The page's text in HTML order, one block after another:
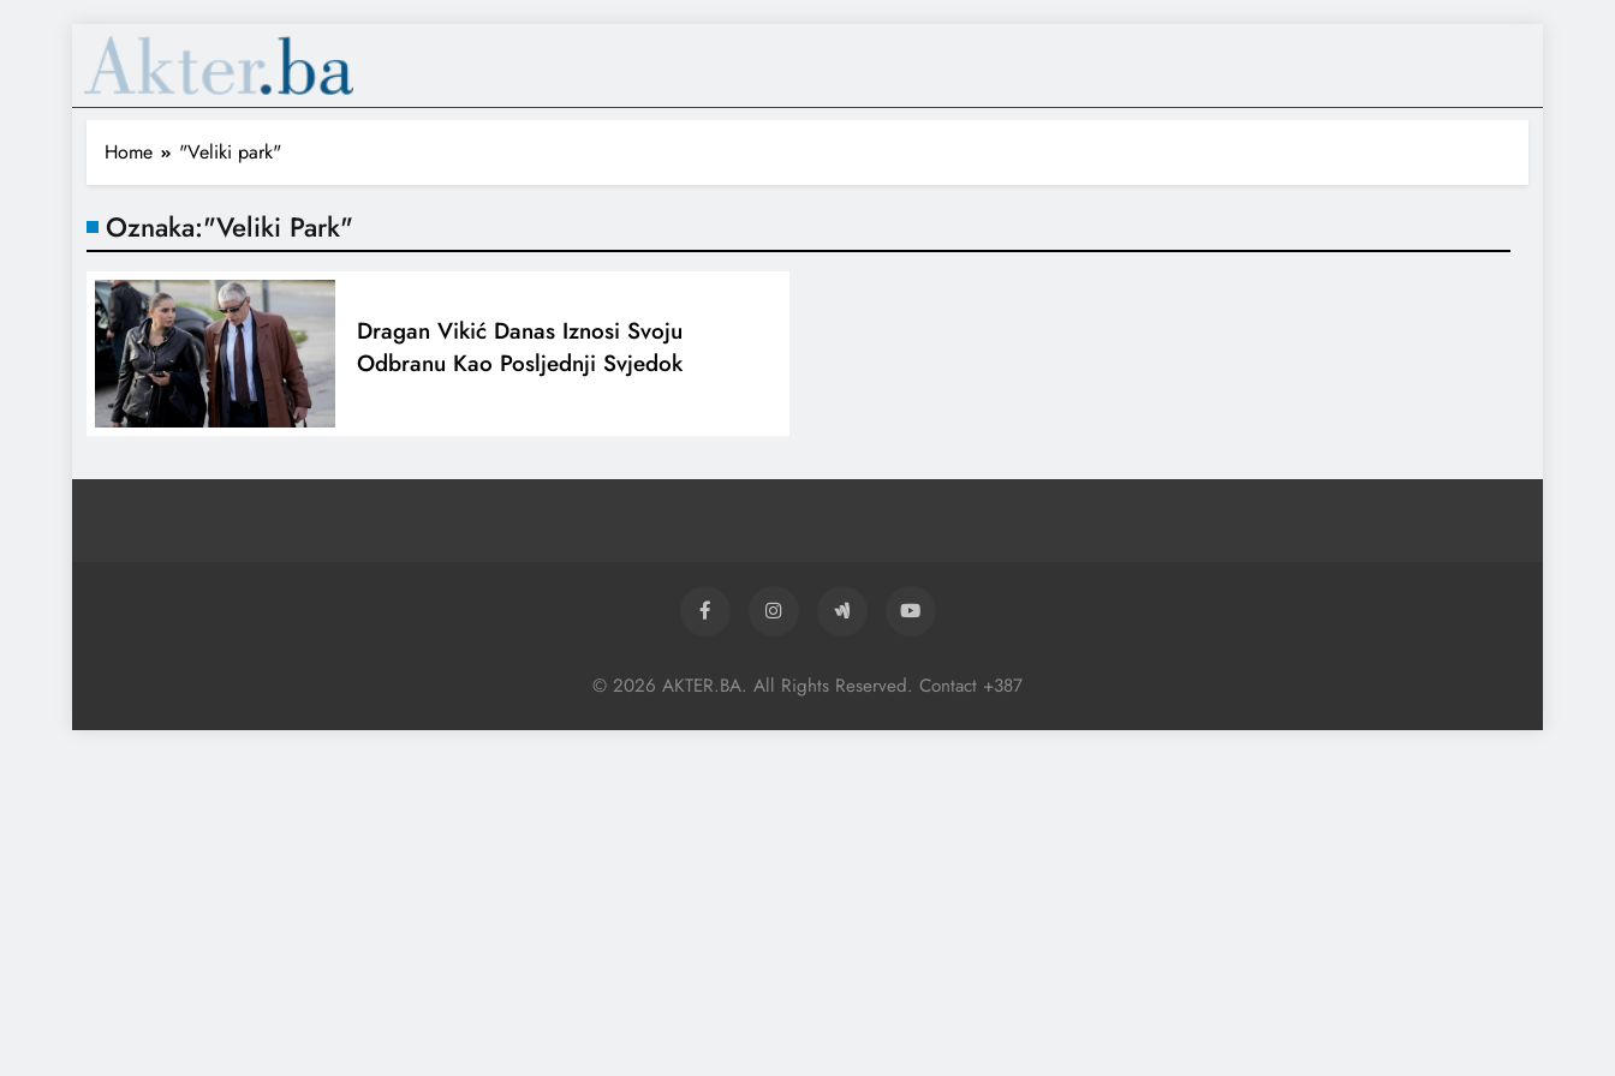
Home "Veliki park"
Oznaka:"Veliki Park"
Dragan Vikić Danas Iznosi Svoju
Odbranu Kao Posljednji Svjedok
© 2026 AKTER.BA. All Rights Reserved. Contact +387